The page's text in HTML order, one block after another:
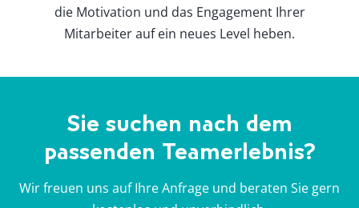
die Motivation und das Engagement Ihrer
Mitarbeiter auf ein neues Level heben.
Sie suchen nach dem
passenden Teamerlebnis?
Wir freuen uns auf Ihre Anfrage und beraten Sie gern